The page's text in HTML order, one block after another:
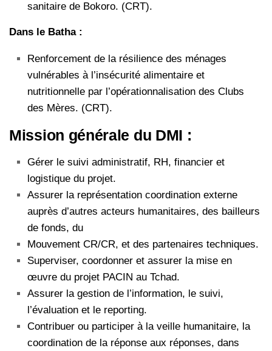
sanitaire de Bokoro. (CRT).
Dans le Batha :
Renforcement de la résilience des ménages
vulnérables à l’insécurité alimentaire et
nutritionnelle par l’opérationnalisation des Clubs
des Mères. (CRT).
Mission générale du DMI :
Gérer le suivi administratif, RH, financier et
logistique du projet.
Assurer la représentation coordination externe
auprès d’autres acteurs humanitaires, des bailleurs
de fonds, du
Mouvement CR/CR, et des partenaires techniques.
Superviser, coordonner et assurer la mise en
œuvre du projet PACIN au Tchad.
Assurer la gestion de l’information, le suivi,
l’évaluation et le reporting.
Contribuer ou participer à la veille humanitaire, la
coordination de la réponse aux réponses, dans